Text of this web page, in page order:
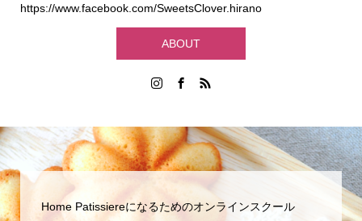
https://www.facebook.com/SweetsClover.hirano
ABOUT
Home Patissiereになるためのオンラインスクール